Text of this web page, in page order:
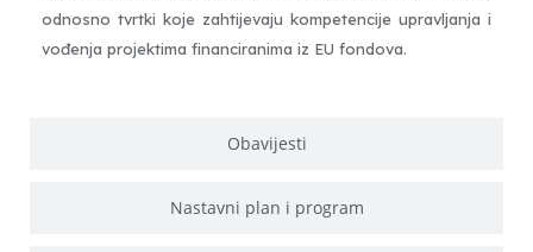
Obavijesti
Nastavni plan i program
odnosno tvrtki koje zahtijevaju kompetencije upravljanja i
vođenja projektima financiranima iz EU fondova.